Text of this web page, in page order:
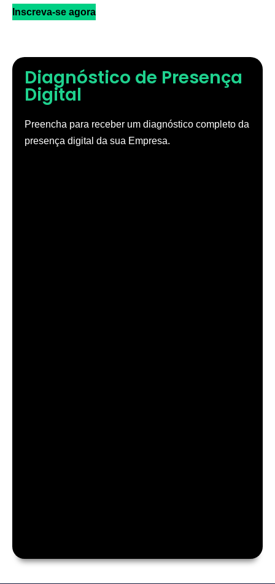
Inscreva-se agora
Diagnóstico de Presença
Digital
Preencha para receber um diagnóstico completo da
presença digital da sua Empresa.